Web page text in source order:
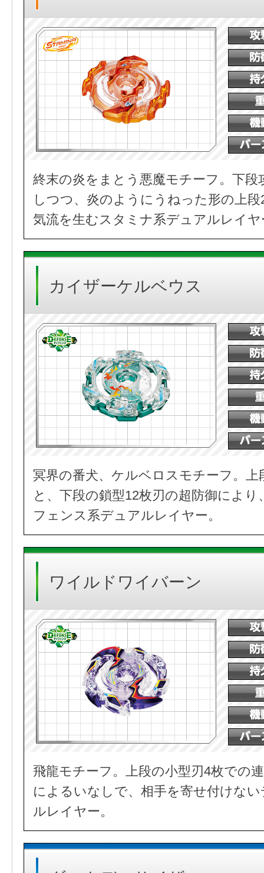
終末の炎をまとう悪魔モチーフ。下
しつつ、炎のようにうねった形の上
気流を生むスタミナ系デュアルレイヤ
カイザーケルベウス
冥界の番犬、ケルベロスモチーフ。上
と、下段の鎖型12枚刃の超防御によ
フェンス系デュアルレイヤー。
ワイルドワイバーン
飛龍モチーフ。上段の小型刃4枚での
によるいなしで、相手を寄せ付けな
ルレイヤー。